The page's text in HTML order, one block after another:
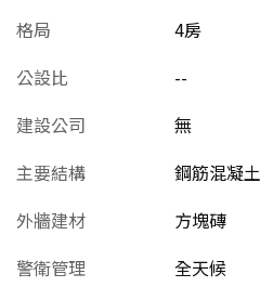
格局
4房
公設比
--
建設公司
無
主要結構
鋼筋混凝土
外牆建材
方塊磚
警衛管理
全天候